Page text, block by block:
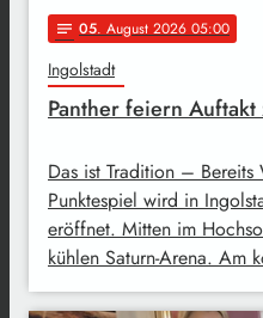
notes 05. August 2026 05:00
Ingolstadt
Panther feiern
Das ist Tradition –
Punktespiel wird in
eröffnet. Mitten im
kühlen Saturn-Arena. Am